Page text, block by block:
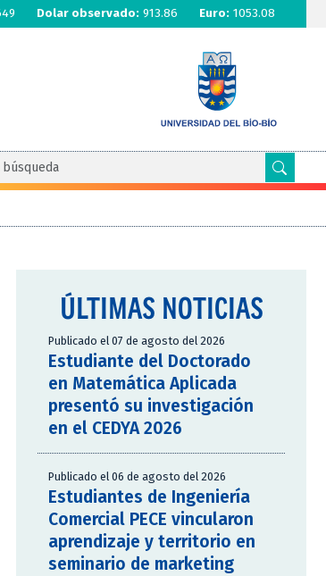
Dolar observado: 913.86 Euro: 1053.08
ÚLTIMAS NOTICIAS
Publicado el 07 de agosto del 2026
Estudiante del Doctorado
en Matemática Aplicada
presentó su investigación
en el CEDYA 2026
Publicado el 06 de agosto del 2026
Estudiantes de Ingeniería
Comercial PECE vincularon
aprendizaje y territorio en
seminario de marketing